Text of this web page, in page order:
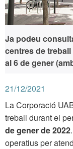
Ja podeu
centres de treball
al 6 de gener
21/12/2021
La Corporació
treball durant el
de gener de 2022
operatius per